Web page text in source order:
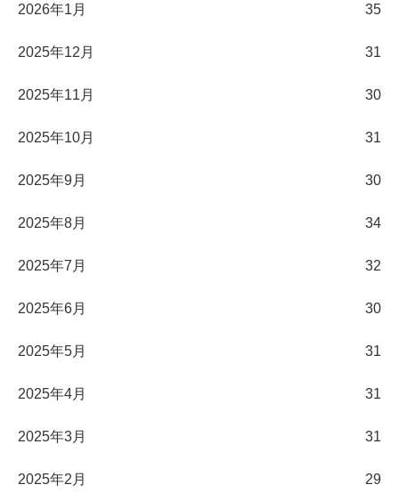
2026年1月 35
2025年12月 31
2025年11月 30
2025年10月 31
2025年9月 30
2025年8月 34
2025年7月 32
2025年6月 30
2025年5月 31
2025年4月 31
2025年3月 31
2025年2月 29